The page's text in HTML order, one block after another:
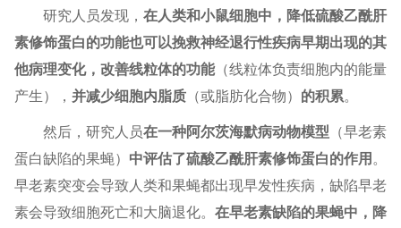
研究人员发现， 在人类和小鼠细胞中，降低硫酸乙酰肝
素修饰蛋白的功能也可以挽救神经退行性疾病早期出现的其
他病理变化，改善线粒体的功能（线粒体负责细胞内的能量
产生）， 并减少细胞内脂质（或脂肪化合物） 的积累。
然后，研究人员在一种阿尔茨海默病动物模型 （早老素
蛋白缺陷的果蝇） 中评估了硫酸乙酰肝素修饰蛋白的作用 。
早老素突变会导致人类和果蝇都出现早发性疾病，缺陷早老
素会导致细胞死亡和大脑退化。 在早老素缺陷的果蝇中，降